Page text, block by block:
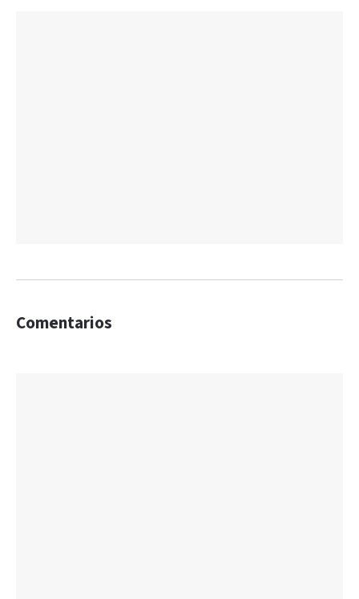
Comentarios